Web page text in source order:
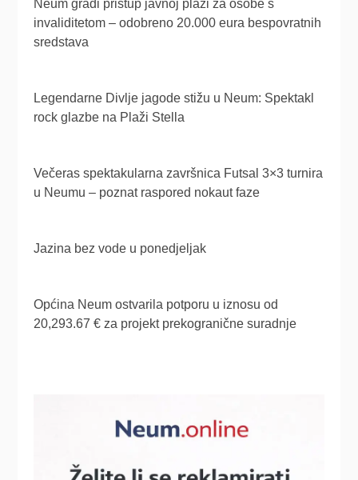
Neum gradi pristup javnoj plaži za osobe s
invaliditetom – odobreno 20.000 eura bespovratnih
sredstava
Legendarne Divlje jagode stižu u Neum: Spektakl
rock glazbe na Plaži Stella
Večeras spektakularna završnica Futsal 3×3 turnira
u Neumu – poznat raspored nokaut faze
Jazina bez vode u ponedjeljak
Općina Neum ostvarila potporu u iznosu od
20,293.67 € za projekt prekogranične suradnje